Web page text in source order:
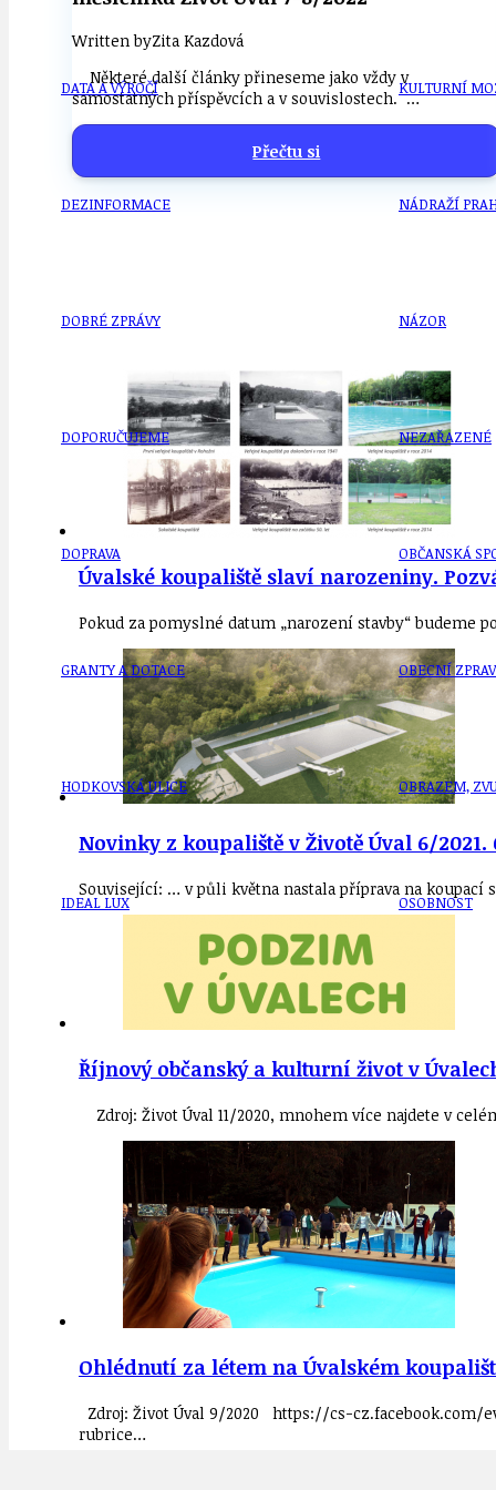
DATA A VÝROČÍ
DEZINFORMACE
DOBRÉ ZPRÁVY
DOPORUČUJEME
DOPRAVA
GRANTY A DOTACE
HODKOVSKÁ ULICE
IDEAL LUX
KULTURNÍ
NÁDRAŽÍ
NÁZOR
NEZAŘAZENÉ
OBČANSKÁ
OBECNÍ
OBRAZEM,
OSOBNOST
Written byZita Kazdová
Některé další články přineseme jako vždy v
samostatných příspěvcích a v souvislostech. …
Přečtu si
Úvalské koupaliště slaví narozeniny.
Pokud za pomyslné datum „narození stavby“ budeme
Novinky z koupaliště v Životě Úval 6/
Související: … v půli května nastala příprava na koupací
Říjnový občanský a kulturní život v
Zdroj: Život Úval 11/2020, mnohem více najdete v
Ohlédnutí za létem na Úvalském
Zdroj: Život Úval 9/2020 https://cs-cz.facebook.com/
rubrice…